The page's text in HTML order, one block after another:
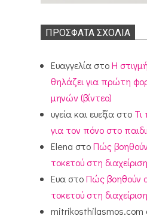
ΠΡΌΣΦΑΤΑ ΣΧΌΛΙΑ
Ευαγγελία στοΗ
θηλάζει για πρώτη
μηνών (βίντεο)
υγεία και ευεξία στο Τι
για τον πόνο στο
Elena στοΠώς
τοκετού στη
Ευα στοΠώς βοηθούν
τοκετού στη
mitrikosthilasmos.com